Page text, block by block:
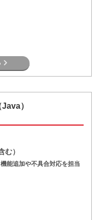
）
）
能追加や不具合対応を担当